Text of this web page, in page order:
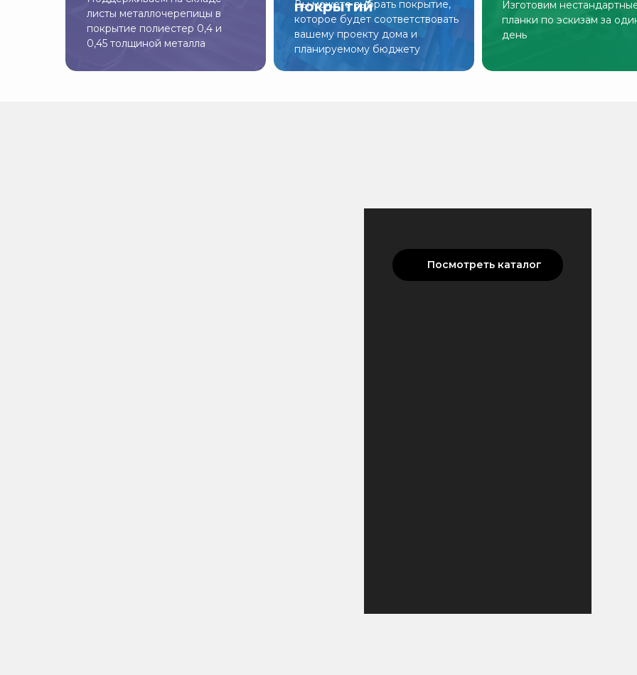
листы металлочерепицы в
покрытие полиестер 0,4 и
0,45 толщиной металла
покрытий
Вы можете выбрать покрытие,
которое будет соответствовать
вашему проекту дома и
планируемому бюджету
Изготовим
планки по эскизам за
день
Посмотреть каталог